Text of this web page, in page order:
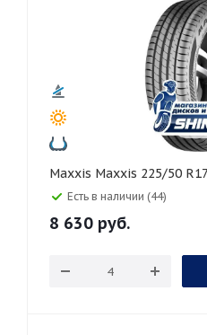
Maxxis Maxxis 225/
Есть в наличии (44)
8 630 руб.